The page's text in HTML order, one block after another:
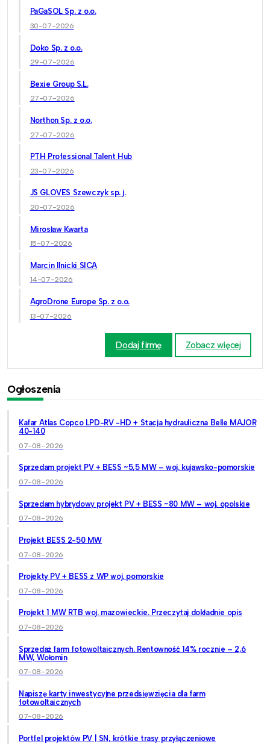
PaGaSOL Sp. z o.o.
30-07-2026
Doko Sp. z o.o.
29-07-2026
Bexie Group S.L.
27-07-2026
Northon Sp. z o.o.
27-07-2026
PTH Professional Talent Hub
23-07-2026
JS GLOVES Szewczyk sp. j.
20-07-2026
Mirosław Kwarta
15-07-2026
Marcin Ilnicki SICA
14-07-2026
AgroDrone Europe Sp. z o.o.
13-07-2026
Dodaj firmę Zobacz więcej
Ogłoszenia
Kafar Atlas Copco LPD-RV -HD + Stacja hydrauliczna Belle MAJOR
40-140
07-08-2026
Sprzedam projekt PV + BESS ~5,5 MW – woj. kujawsko-pomorskie
07-08-2026
Sprzedam hybrydowy projekt PV + BESS ~80 MW – woj. opolskie
07-08-2026
Projekt BESS 2-50 MW
07-08-2026
Projekty PV + BESS z WP woj. pomorskie
07-08-2026
Projekt 1 MW RTB woj. mazowieckie. Przeczytaj dokładnie opis
07-08-2026
Sprzedaż farm fotowoltaicznych. Rentowność 14% rocznie – 2,6
MW, Wołomin
07-08-2026
Napiszę karty inwestycyjne przedsięwzięcia dla farm
fotowoltaicznych
07-08-2026
Portfel projektów PV | SN, krótkie trasy przyłączeniowe